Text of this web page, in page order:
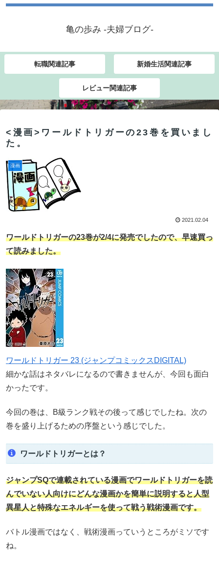
亀の歩み -夫婦ブログ-
転職関連記事 新婚生活関連記事
レビュー関連記事
<漫画>ワールドトリガーの23巻を買いまし
た。
漫画
2021.02.04
ワールドトリガーの23巻が2/4に発売でしたので、早速買っ
て読みました。
ワールドトリガー 23 (ジャンプコミックスDIGITAL)
細かな話はネタバレになるので書きませんが、今回も面白
かったです。
今回の巻は、B級ランク戦その後って感じでしたね。次の
巻を盛り上げるための序盤という感じでした。
ワールドトリガーとは？
ジャンプSQで連載されている漫画でワールドトリガーを読
んでいない人向けにどんな漫画かを簡単に説明すると人型
異星人と特殊なエネルギーを使って戦う戦術漫画です。
バトル漫画ではなく、戦術漫画っていうところがミソです
ね。